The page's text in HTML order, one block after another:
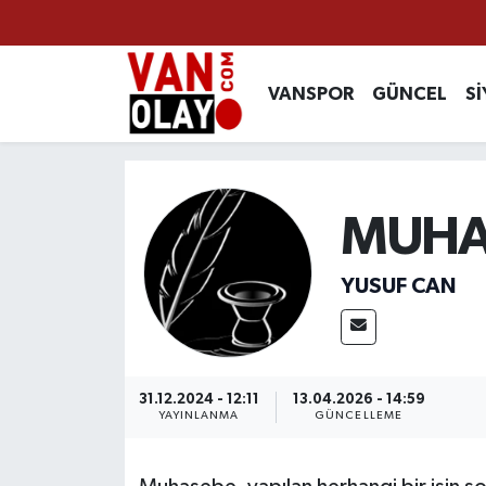
VANSPOR GÜNCEL
YUSUF CAN
31.12.2024 - 12:11
YAYINLANMA
13.04.2026 - 14:59
GÜNCELLEME
Vanspor
Bilim & Teknoloji
Van Nöbetçi Eczaneler
Van Hava Durumu
Van Namaz Vakitleri
Van Trafik Yoğunluk Haritası
Süper Lig Puan Durumu ve Fikstür
Son Dakika Haberleri